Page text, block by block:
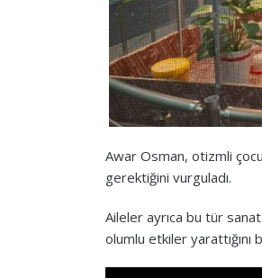
Awar Osman, otizmli
gerektiğini vurguladı.
Aileler ayrıca bu tür
olumlu etkiler